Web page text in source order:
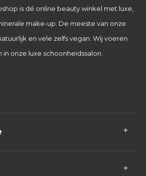
is dé online beauty winkel met luxe,
make-up. De meeste van onze
en vele zelfs vegan. Wij voeren
onze luxe schoonheidssalon.